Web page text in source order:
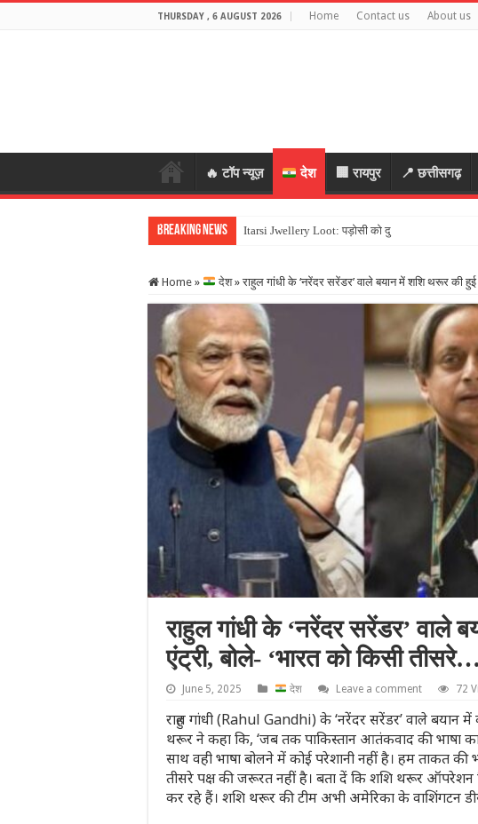
THURSDAY , 6 AUGUST 2026 Home Contact us About us
🔥 टॉप न्यूज़ देश 🏢 रायपुर 📍 छत्तीसगढ़
Breaking News Itarsi Jwellery Loot: पड़ोसी को दुकान सौंपकर खाना
Home » देश » राहुल गांधी के ‘नरेंदर सरेंडर’ वाले बयान में शशि थरूर की
राहुल गांधी के ‘नरेंदर सरेंडर’ वाले
एंट्री, बोले- ‘भारत को किसी तीसरे…
June 5, 2025 देश Leave a comment 72
राहुल गांधी (Rahul Gandhi) के ‘नरेंदर सरेंडर’ वाले बयान में
थरूर ने कहा कि, ‘जब तक पाकिस्तान आतंकवाद की भाषा का
साथ वही भाषा बोलने में कोई परेशानी नहीं है। हम ताकत
तीसरे पक्ष की जरूरत नहीं है। बता दें कि शशि थरूर
कर रहे हैं। शशि थरूर की टीम अभी अमेरिका के वाशिंगटन